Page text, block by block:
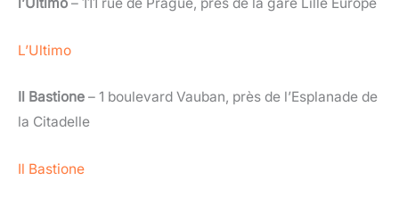
L’Ultimo
Il Bastione – 1 boulevard Vauban, près de l’Esplanade de
la Citadelle
Il Bastione